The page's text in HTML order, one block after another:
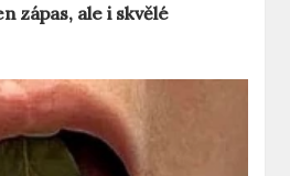
zápas, ale i skvělé